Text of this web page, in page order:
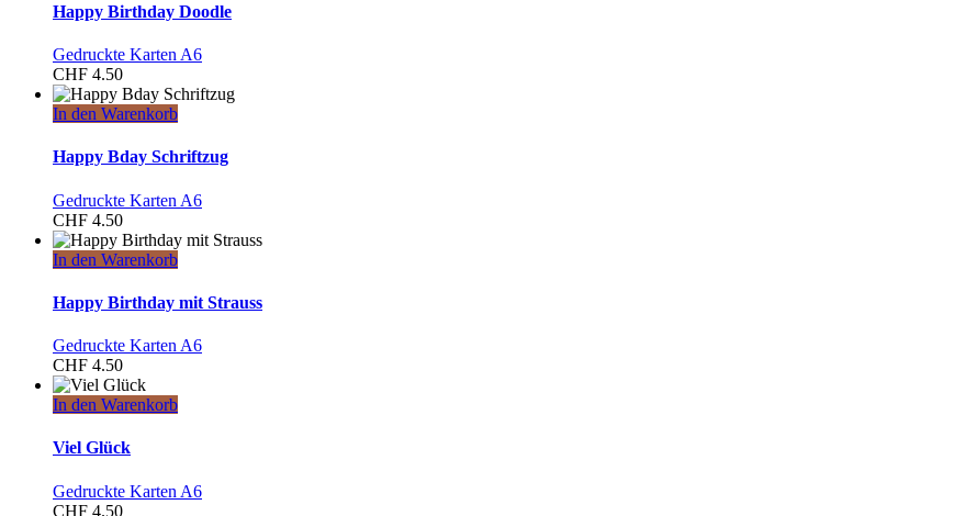
Happy Birthday Doodle
Gedruckte Karten A6
CHF 4.50
In den Warenkorb
Happy Bday Schriftzug
Gedruckte Karten A6
CHF 4.50
In den Warenkorb
Happy Birthday mit Strauss
Gedruckte Karten A6
CHF 4.50
In den Warenkorb
Viel Glück
Gedruckte Karten A6
CHF 4.50